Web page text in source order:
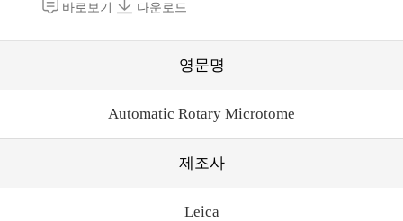
바로보기
다운로드
영문명
Automatic Rotary Microtome
제조사
Leica